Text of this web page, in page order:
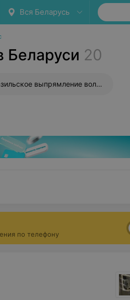
Вся Беларусь
Беларуси 20
Бразильское выпрямление волос
по телефону